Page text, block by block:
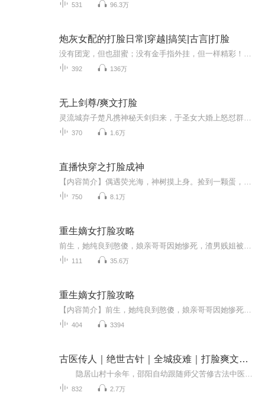
531 96.3万
炮灰女配的打脸日常|穿越|搞笑|古言|打脸
392 136万
无上剑尊/爽文打脸
370 1.6万
直播快穿之打脸成神
750 8.1万
重生嫡女打脸攻略
111 35.6万
重生嫡女打脸攻略
404 3394
古医传人｜绝世古针｜全城疫难｜打脸爽文｜打脸反转
832 2.7万